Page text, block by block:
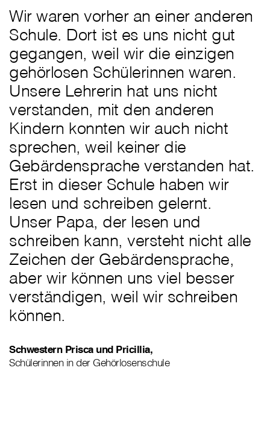
Wir waren vorher an einer anderen
Schule. Dort ist es uns nicht gut
gegangen, weil wir die einzigen
gehörlosen Schülerinnen waren.
Unsere Lehrerin hat uns nicht
verstanden, mit den anderen
Kindern konnten wir auch nicht
sprechen, weil keiner die
Gebärdensprache verstanden hat.
Erst in dieser Schule haben wir
lesen und schreiben gelernt.
Unser Papa, der lesen und
schreiben kann, versteht nicht alle
Zeichen der Gebärdensprache,
aber wir können uns viel besser
verständigen, weil wir schreiben
können.
Schwestern Prisca und Pricillia,
Schülerinnen in der Gehörlosenschule